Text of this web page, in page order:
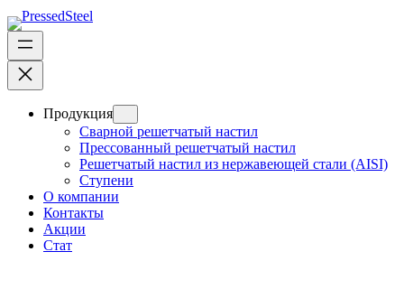
Продукция
Сварной решетчатый настил
Прессованный решетчатый настил
Решетчатый настил из нержавеющей стали (AISI)
Ступени
О компании
Контакты
Акции
Стат